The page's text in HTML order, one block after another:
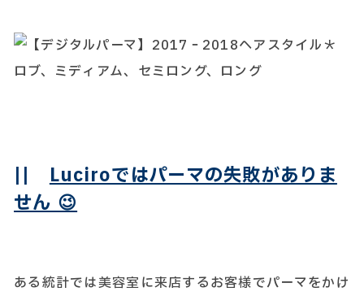
||Luciroではパーマの失敗がありま
せん 😉
ある統計では美容室に来店するお客様でパーマをかけ